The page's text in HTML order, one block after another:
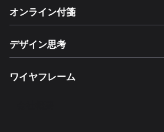
オンライン付箋
デザイン思考
ワイヤフレーム